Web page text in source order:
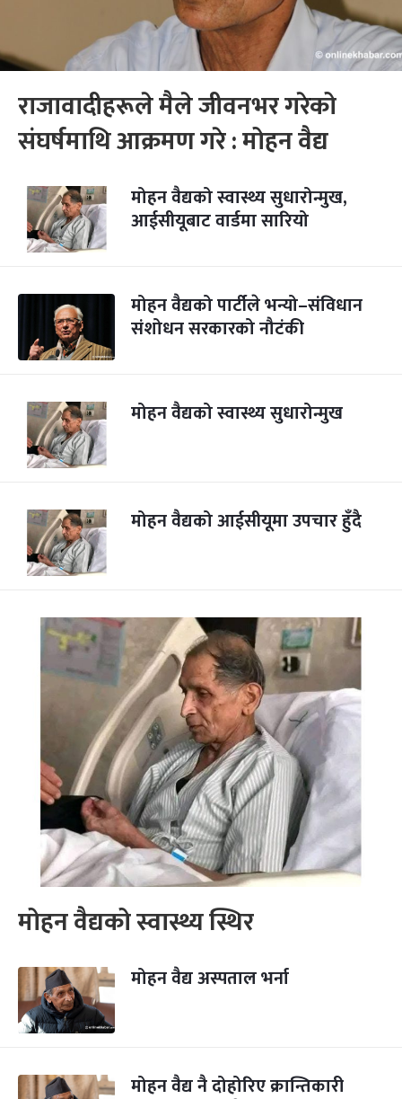
राजावादीहरूले मैले जीवनभर गरेको
संघर्षमाथि आक्रमण गरे : मोहन वैद्य
मोहन वैद्यको स्वास्थ्य सुधारोन्मुख,
आईसीयूबाट वार्डमा सारियो
मोहन वैद्यको पार्टीले भन्यो–संविधान
संशोधन सरकारको नौटंकी
मोहन वैद्यको स्वास्थ्य सुधारोन्मुख
मोहन वैद्यको आईसीयूमा उपचार हुँदै
मोहन वैद्यको स्वास्थ्य स्थिर
मोहन वैद्य अस्पताल भर्ना
मोहन वैद्य नै दोहोरिए क्रान्तिकारी